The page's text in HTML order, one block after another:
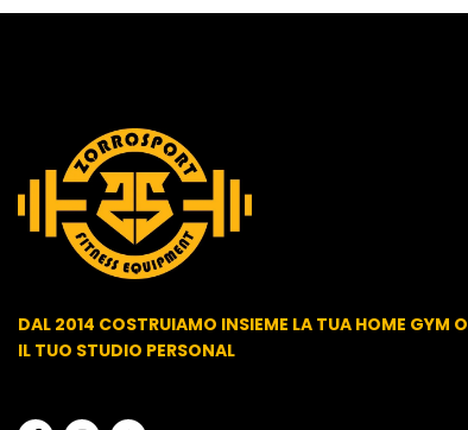
DAL 2014 COSTRUIAMO INSIEME LA TUA HOME GYM O
IL TUO STUDIO PERSONAL